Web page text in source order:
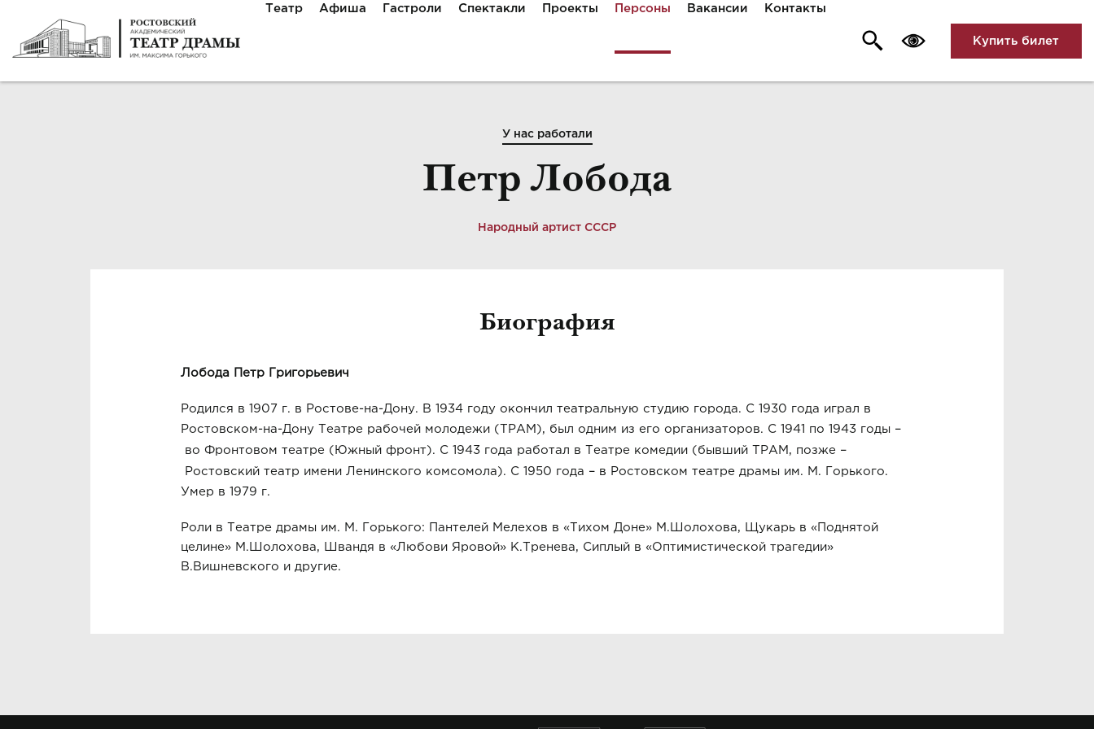
Театр Афиша Гастроли Спектакли Проекты Персоны Вакансии Контакты
Купить билет
У нас работали
Петр Лобода
Народный артист СССР
Биография
Лобода Петр Григорьевич
Родился в 1907 г. в Ростове-на-Дону. В 1934 году окончил театральную студию города. С 1930 года играл в
Ростовском-на-Дону Театре рабочей молодежи (ТРАМ), был одним из его организаторов. С 1941 по 1943 годы –
во Фронтовом театре (Южный фронт). С 1943 года работал в Театре комедии (бывший ТРАМ, позже –
Ростовский театр имени Ленинского комсомола). С 1950 года – в Ростовском театре драмы им. М. Горького.
Умер в 1979 г.
Роли в Театре драмы им. М. Горького: Пантелей Мелехов в «Тихом Доне» М.Шолохова, Щукарь в «Поднятой
целине» М.Шолохова, Швандя в «Любови Яровой» К.Тренева, Сиплый в «Оптимистической трагедии»
В.Вишневского и другие.